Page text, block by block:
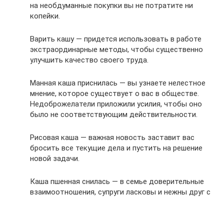
на необдуманные покупки вы не потратите ни
копейки.
Варить кашу — придется использовать в работе
экстраординарные методы, чтобы существенно
улучшить качество своего труда.
Манная каша приснилась — вы узнаете нелестное
мнение, которое существует о вас в обществе.
Недоброжелатели приложили усилия, чтобы оно
было не соответствующим действительности.
Рисовая каша — важная новость заставит вас
бросить все текущие дела и пустить на решение
новой задачи.
Каша пшенная снилась — в семье доверительные
взаимоотношения, супруги ласковы и нежны друг с